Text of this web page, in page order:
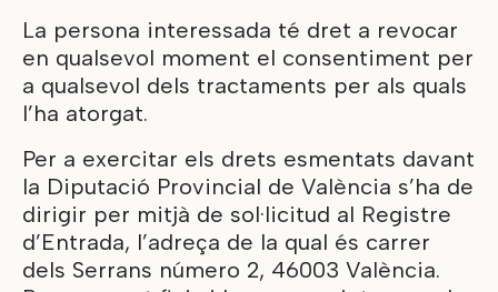
La persona interessada té dret a revocar
en qualsevol moment el consentiment per
a qualsevol dels tractaments per als quals
l’ha atorgat.
Per a exercitar els drets esmentats davant
la Diputació Provincial de València s’ha de
dirigir per mitjà de sol·licitud al Registre
d’Entrada, l’adreça de la qual és carrer
dels Serrans número 2, 46003 València.